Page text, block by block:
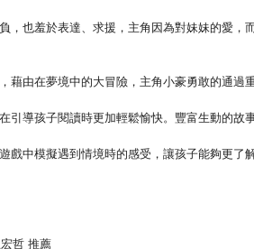
也羞於表達、求援，主角因為對妹妹的愛，
由在夢境中的大冒險，主角小豪勇敢的通過
導孩子閱讀時更加輕鬆愉快。豐富生動的故
中模擬遇到情境時的感受，讓孩子能夠更了
哲 推薦